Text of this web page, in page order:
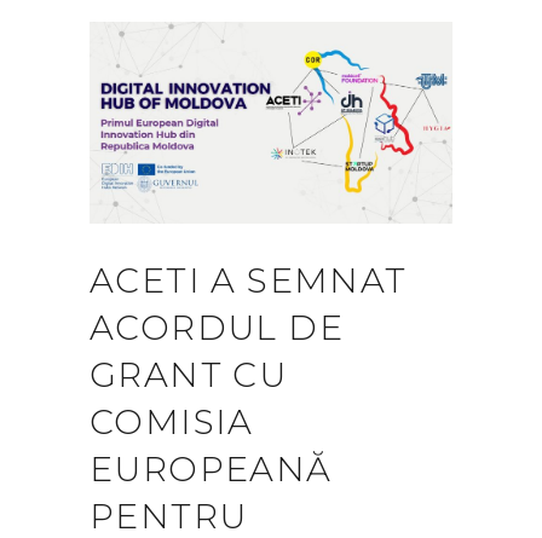
ACETI A SEMNAT
ACORDUL DE
GRANT CU
COMISIA
EUROPEANĂ
PENTRU